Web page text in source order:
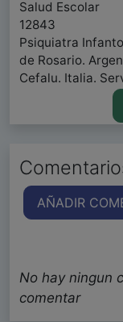
Salud Escolar
12843
Psiquiatra
de Rosario.
Cefalu. Italia.
AÑADIR
No hay ningun
comentar